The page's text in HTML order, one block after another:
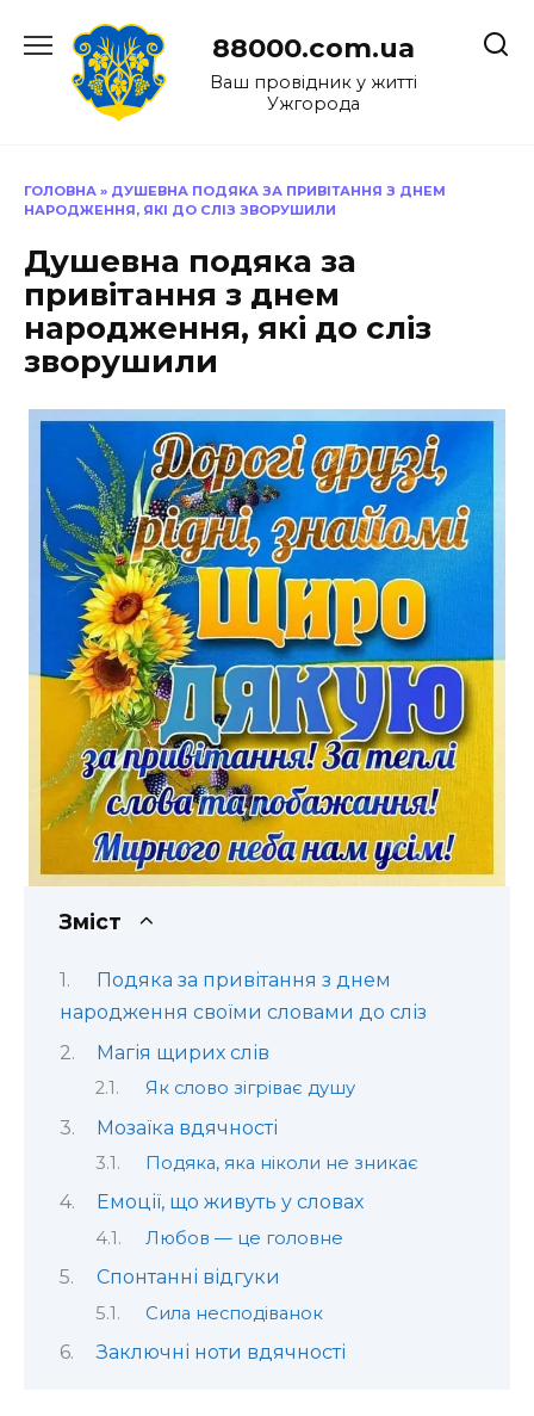
до
88000.com.ua
Ваш провідник у житті
Ужгорода
ГОЛОВНА » ДУШЕВНА ПОДЯКА ЗА ПРИВІТАННЯ З ДНЕМ
НАРОДЖЕННЯ, ЯКІ ДО СЛІЗ ЗВОРУШИЛИ
Душевна подяка за
привітання з днем
народження, які до сліз
зворушили
Зміст
Подяка за привітання з днем
народження своїми словами до сліз
Магія щирих слів
Як слово зігріває душу
Мозаїка вдячності
Подяка, яка ніколи не зникає
Емоції, що живуть у словах
Любов — це головне
Спонтанні відгуки
Сила несподіванок
Заключні ноти вдячності